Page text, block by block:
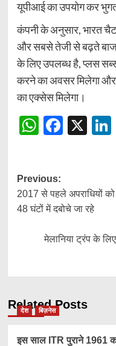
यूपीआई का उपयोग कर
कंपनी के अनुसार, भारत
और सबसे तेजी से बढ़ते
के लिए उपलब्ध है, प्लस
करने का अवसर मिलेगा और
का एक्सेस मिलेगा।
X
Post
navigation
Previous:
2017 से पहले अपराधियों
48 घंटों में दबोचे जा रहे
मेलानिया ट्रंप के
Related Posts
देश बिज़नेस
इस साल ITR पुराने 1961